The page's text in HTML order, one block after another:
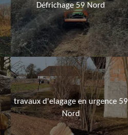
Défrichage 59 Nord
travaux d'elagage en urgence 59
Nord